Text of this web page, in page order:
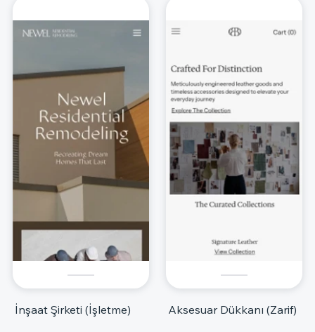
İnşaat Şirketi (İşletme) Aksesuar Dükkanı (Zarif)